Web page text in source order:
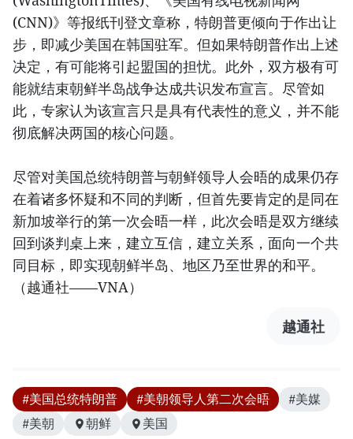
(CNN)》等报纸刊登文章称，特朗普更倾向于作出让
步，即减少美国在韩国驻军。但如果特朗普作出上述
决定，有可能将引起盟国的担忧。此外，双方极有可
能就结束朝鲜半岛战争达成共识发布宣言。尽管如
此，专家认为该宣言只是具有代表性的意义，并不能
彻底解决两国的核心问题。
尽管对美国总统特朗普与朝鲜领导人会晤的成果仍存
在着诸多怀疑和不同的判断，但首先要肯定的是同在
新加坡举行的第一次会晤一样，此次会晤是双方继续
回到谈判桌上来，建立互信，建立关系，面向一个共
同目标，即实现朝鲜半岛、地区乃至世界的和平。
（越通社——VNA）
越通社
#美国总统特朗普 #美朝领导人第二次会晤
#美媒
#美朝
朝鲜 美国